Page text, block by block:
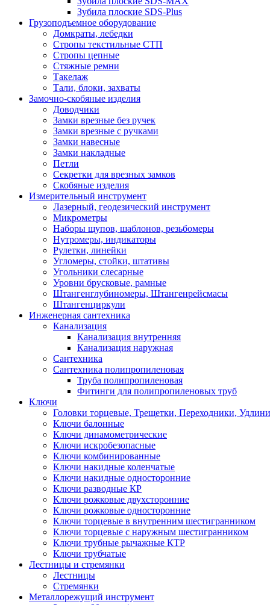
Зубила плоские SDS-Plus
Грузоподъемное оборудование
Домкраты, лебедки
Стропы текстильные СТП
Стропы цепные
Стяжные ремни
Такелаж
Тали, блоки, захваты
Замочно-скобяные изделия
Доводчики
Замки врезные без ручек
Замки врезные с ручками
Замки навесные
Замки накладные
Петли
Секретки для врезных замков
Скобяные изделия
Измерительный инструмент
Лазерный, геодезический инструмент
Микрометры
Наборы щупов, шаблонов, резьбомеры
Нутромеры, индикаторы
Рулетки, линейки
Угломеры, стойки, штативы
Угольники слесарные
Уровни брусковые, рамные
Штангенглубиномеры, Штангенрейсмасы
Штангенциркули
Инженерная сантехника
Канализация
Канализация внутренняя
Канализация наружная
Сантехника
Сантехника полипропиленовая
Труба полипропиленовая
Фитинги для полипропиленовых труб
Ключи
Головки торцевые, Трещетки, Переходники,
Ключи балонные
Ключи динамометрические
Ключи искробезопасные
Ключи комбинированные
Ключи накидные коленчатые
Ключи накидные односторонние
Ключи разводные КР
Ключи рожковые двухсторонние
Ключи рожковые односторонние
Ключи торцевые в внутренним шестигранником
Ключи торцевые с наружным шестигранником
Ключи трубные рычажные КТР
Ключи трубчатые
Лестницы и стремянки
Лестницы
Стремянки
Металлорежущий инструмент